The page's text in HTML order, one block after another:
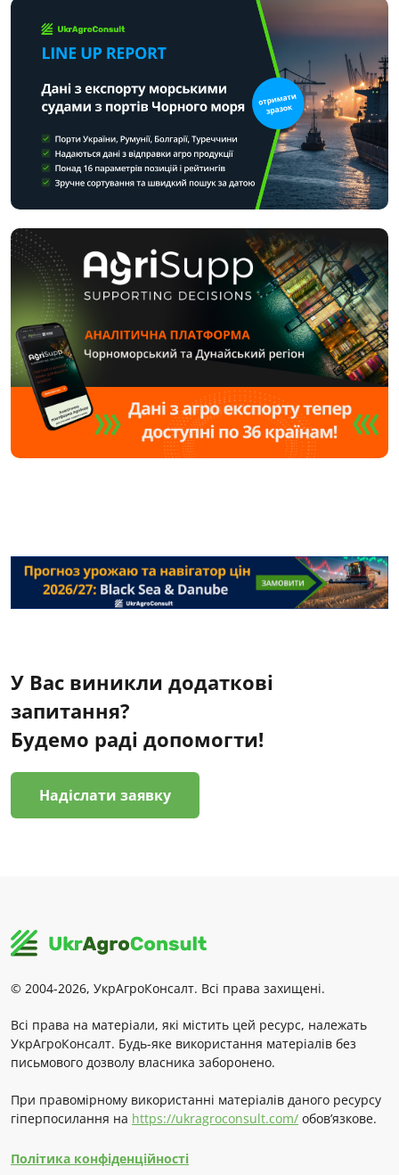
У Вас виникли додаткові
запитання?
Будемо раді допомогти!
Надіслати заявку
© 2004-2026, УкрАгроКонсалт. Всі права захищені.
Всі права на матеріали, які містить цей ресурс, належать
УкрАгроКонсалт. Будь-яке використання матеріалів без
письмового дозволу власника заборонено.
При правомірному використанні матеріалів даного ресурсу
гіперпосилання на https://ukragroconsult.com/ обов’язкове.
Політика конфіденційності